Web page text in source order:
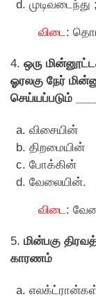
முடிவடைந்து
விடை:
4. ஒரு
ஓரலகு நேர்
செய்யப்படும்
விசையின்
திறமையின்
போக்கின்
வேலையின்.
விடை :
5. மின்பகு
காரணம்